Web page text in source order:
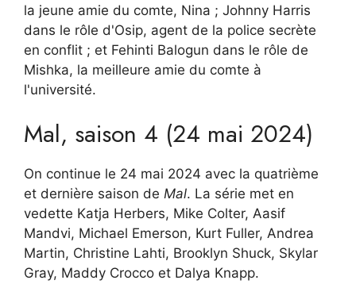
la jeune amie du comte, Nina ; Johnny Harris
dans le rôle d'Osip, agent de la police secrète
en conflit ; et Fehinti Balogun dans le rôle de
Mishka, la meilleure amie du comte à
l'université.
Mal, saison 4 (24 mai 2024)
On continue le 24 mai 2024 avec la quatrième
et dernière saison de Mal. La série met en
vedette Katja Herbers, Mike Colter, Aasif
Mandvi, Michael Emerson, Kurt Fuller, Andrea
Martin, Christine Lahti, Brooklyn Shuck, Skylar
Gray, Maddy Crocco et Dalya Knapp.